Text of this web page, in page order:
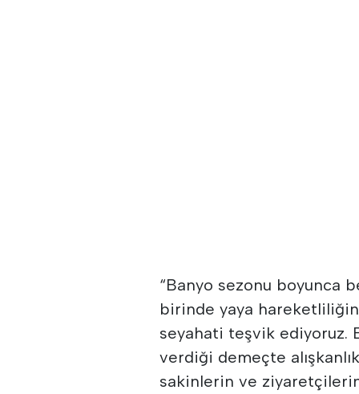
“Banyo sezonu boyunca
birinde yaya
seyahati teşvik ediyoruz.
verdiği demeçte
sakinlerin ve